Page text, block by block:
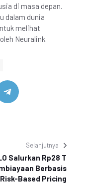
di masa depan.
dalam dunia
melihat
Neuralink.
Selanjutnya
Salurkan Rp28 T
Berbasis
Risk-Based Pricing